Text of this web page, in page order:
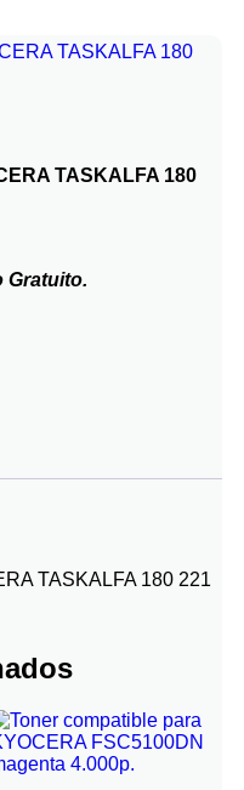
TASKALFA 180
Gratuito.
TASKALFA 180 221